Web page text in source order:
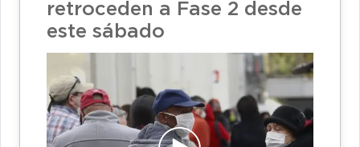
retroceden a Fase 2 desde
este sábado